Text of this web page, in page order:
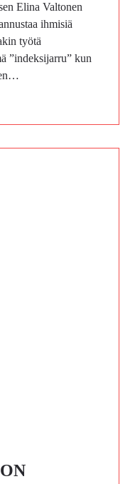
Elina Valtonen
ihmisiä
työtä
”indeksijarru” kun